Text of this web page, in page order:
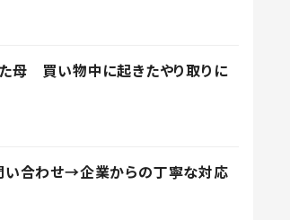
母 買い物中に起きたやり取りに
い合わせ→企業からの丁寧な対応